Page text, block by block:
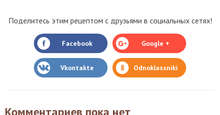
Поделитесь этим рецептом с друзьями в социальных сетях!
Facebook Google +
Vkontakte Odnoklassniki
Комментариев пока нет